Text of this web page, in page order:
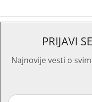
PRIJAVI
Najnovije vesti o